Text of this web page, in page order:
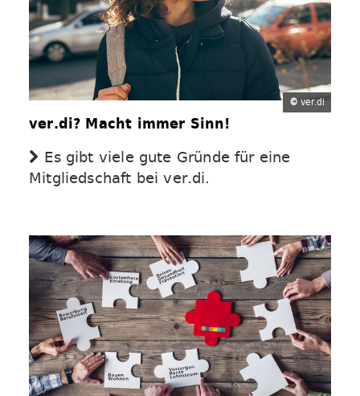
© ver.di
ver.di? Macht immer Sinn!
Es gibt viele gute Gründe für eine
Mitgliedschaft bei ver.di.